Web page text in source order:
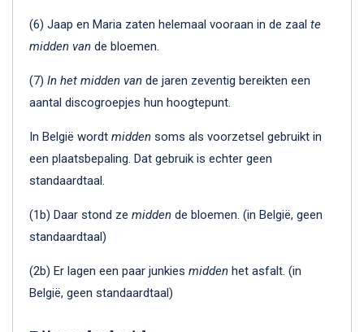
(6) Jaap en Maria zaten helemaal vooraan in de zaal te
midden van de bloemen.
(7) In het midden van de jaren zeventig bereikten een
aantal discogroepjes hun hoogtepunt.
In België wordt midden soms als voorzetsel gebruikt in
een plaatsbepaling. Dat gebruik is echter geen
standaardtaal.
(1b) Daar stond ze midden de bloemen. (in België, geen
standaardtaal)
(2b) Er lagen een paar junkies midden het asfalt. (in
België, geen standaardtaal)